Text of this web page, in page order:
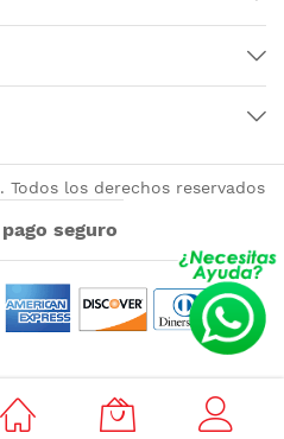
los derechos reservados
seguro